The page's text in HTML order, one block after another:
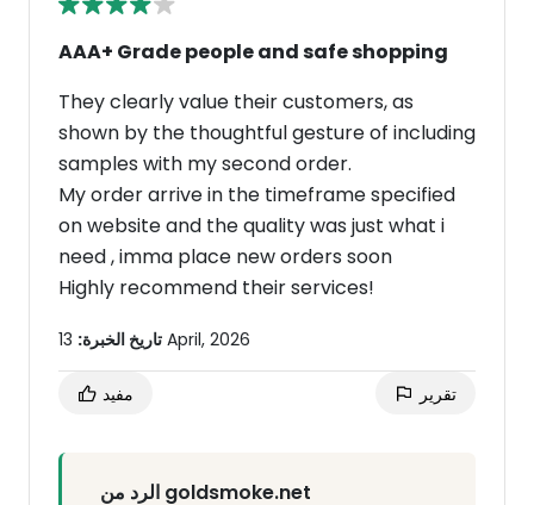
AAA+ Grade people and safe shopping
They clearly value their customers, as
shown by the thoughtful gesture of including
samples with my second order.
My order arrive in the timeframe specified
on website and the quality was just what i
need , imma place new orders soon
Highly recommend their services!
تاريخ الخبرة: 13 April, 2026
مفيد تقرير
الرد من goldsmoke.net